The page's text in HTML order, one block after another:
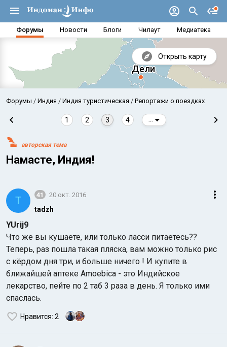
Форумы Новости Блоги Чилаут Медиатека
Открыть карту
Аравийское море
Форумы Индия Индия туристическая Репортажи о поездках
1 2 3 4
авторская тема
Намасте, Индия!
T 41 20 окт. 2016
tadzh
YUrij9
Что же вы кушаете, или только ласси питаетесь??
Теперь, раз пошла такая пляска, вам можно только рис
с кёрдом дня три, и больше ничего ! И купите в
ближайшей аптеке Amoebica - это Индийское
лекарство, пейте по 2 таб 3 раза в день. Я только ими
спаслась.
Нравится: 2